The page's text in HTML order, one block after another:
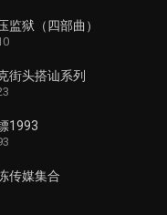
监狱（四部曲）
街头搭讪系列
1993
传媒集合